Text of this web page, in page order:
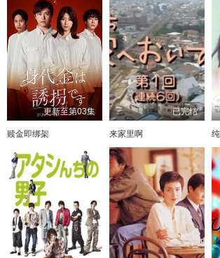
更新至第03集
赎金即绑架
已完结
来家里啊